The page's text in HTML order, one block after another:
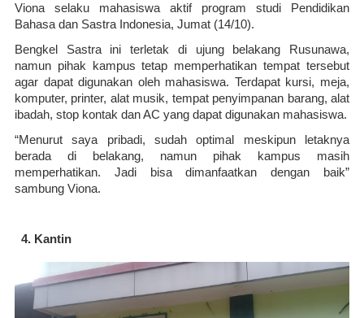
Viona selaku mahasiswa aktif program studi Pendidikan
Bahasa dan Sastra Indonesia, Jumat (14/10).
Bengkel Sastra ini terletak di ujung belakang Rusunawa,
namun pihak kampus tetap memperhatikan tempat tersebut
agar dapat digunakan oleh mahasiswa. Terdapat kursi, meja,
komputer, printer, alat musik, tempat penyimpanan barang, alat
ibadah, stop kontak dan AC yang dapat digunakan mahasiswa.
“Menurut saya pribadi, sudah optimal meskipun letaknya
berada di belakang, namun pihak kampus masih
memperhatikan. Jadi bisa dimanfaatkan dengan baik”
sambung Viona.
Kantin